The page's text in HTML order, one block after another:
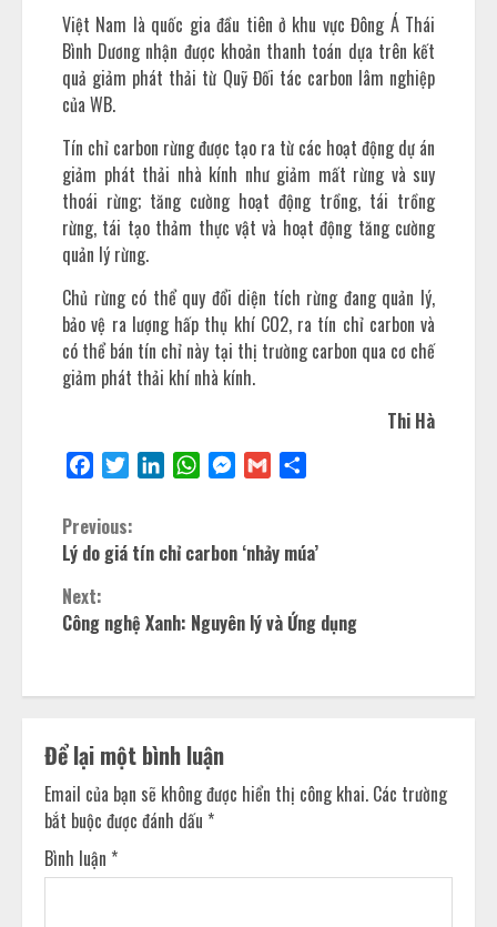
Việt Nam là quốc gia đầu tiên ở khu vực Đông Á Thái
Bình Dương nhận được khoản thanh toán dựa trên kết
quả giảm phát thải từ Quỹ Đối tác carbon lâm nghiệp
của WB.
Tín chỉ carbon rừng được tạo ra từ các hoạt động dự án
giảm phát thải nhà kính như giảm mất rừng và suy
thoái rừng; tăng cường hoạt động trồng, tái trồng
rừng, tái tạo thảm thực vật và hoạt động tăng cường
quản lý rừng.
Chủ rừng có thể quy đổi diện tích rừng đang quản lý,
bảo vệ ra lượng hấp thụ khí CO2, ra tín chỉ carbon và
có thể bán tín chỉ này tại thị trường carbon qua cơ chế
giảm phát thải khí nhà kính.
Thi Hà
FacebookTwitterLinkedInWhatsAppMessenger
Gmail
Previous:
Lý do giá tín chỉ carbon ‘nhảy múa’
Next:
Công nghệ Xanh: Nguyên lý và Ứng dụng
Để lại một bình luận
Email của bạn sẽ không được hiển thị công khai. Các trường
bắt buộc được đánh dấu *
Bình luận *